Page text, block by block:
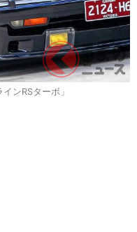
ンRSターボ」